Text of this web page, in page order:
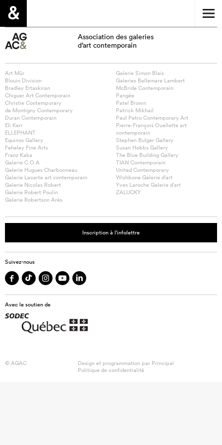
Association des galeries
d’art contemporain
Art Mûr
Blouin Division
Bradley Ertaskiran
Chiguer Art Contemporain
Christie Contemporary
de Montigny Contemporary
Duran Contemporain
Eli Kerr
ELLEPHANT
Equinox Gallery
Feheley Fine Arts
Franz Kaka
Galerie C.O.A
Galerie Hugues Charbonneau
Galerie Lacerte art contemporain
Galerie Nicolas Robert
Galerie Robert Poulin
Galerie Robertson Arès
Galerie Simon Blais
Galeries Bellemare Lambert
McBride Contemporain
Pangée
Patel Brown
Patrick Mikhail
Paul Petro Contemporary Art
Pierre-François Ouellette art
contemporain
Stephen Bulger Gallery
Susan Hobbs Gallery
The Blue Building Gallery
TIAN Contemporain
United Contemporary
Wishbone Galerie d’art
Yves Laroche Galerie d’art
ZALUCKY
Inscription à l’infolettre
Suivez-nous
Avec le soutien de
© AGAC Design et programmation par Principal
Politique de confidentialité